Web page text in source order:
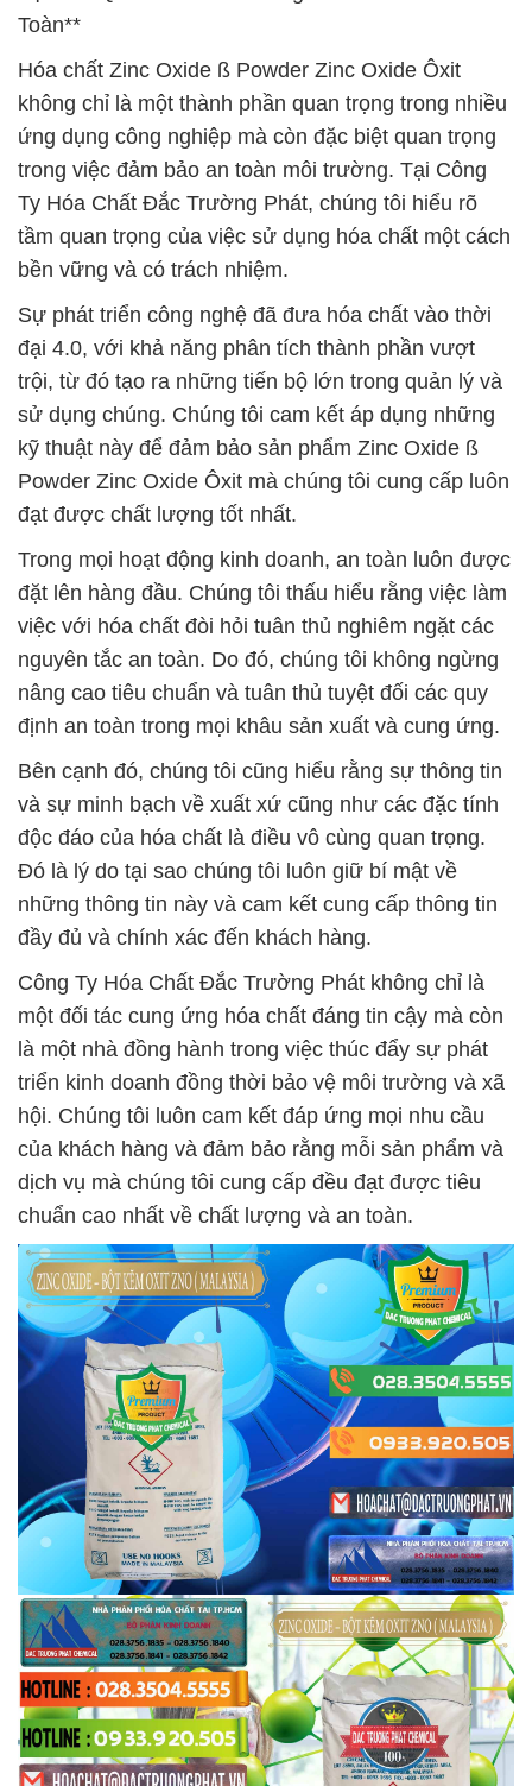
Toàn**
Hóa chất Zinc Oxide ß Powder Zinc Oxide Ôxit
không chỉ là một thành phần quan trọng trong nhiều
ứng dụng công nghiệp mà còn đặc biệt quan trọng
trong việc đảm bảo an toàn môi trường. Tại Công
Ty Hóa Chất Đắc Trường Phát, chúng tôi hiểu rõ
tầm quan trọng của việc sử dụng hóa chất một cách
bền vững và có trách nhiệm.
Sự phát triển công nghệ đã đưa hóa chất vào thời
đại 4.0, với khả năng phân tích thành phần vượt
trội, từ đó tạo ra những tiến bộ lớn trong quản lý và
sử dụng chúng. Chúng tôi cam kết áp dụng những
kỹ thuật này để đảm bảo sản phẩm Zinc Oxide ß
Powder Zinc Oxide Ôxit mà chúng tôi cung cấp luôn
đạt được chất lượng tốt nhất.
Trong mọi hoạt động kinh doanh, an toàn luôn được
đặt lên hàng đầu. Chúng tôi thấu hiểu rằng việc làm
việc với hóa chất đòi hỏi tuân thủ nghiêm ngặt các
nguyên tắc an toàn. Do đó, chúng tôi không ngừng
nâng cao tiêu chuẩn và tuân thủ tuyệt đối các quy
định an toàn trong mọi khâu sản xuất và cung ứng.
Bên cạnh đó, chúng tôi cũng hiểu rằng sự thông tin
và sự minh bạch về xuất xứ cũng như các đặc tính
độc đáo của hóa chất là điều vô cùng quan trọng.
Đó là lý do tại sao chúng tôi luôn giữ bí mật về
những thông tin này và cam kết cung cấp thông tin
đầy đủ và chính xác đến khách hàng.
Công Ty Hóa Chất Đắc Trường Phát không chỉ là
một đối tác cung ứng hóa chất đáng tin cậy mà còn
là một nhà đồng hành trong việc thúc đẩy sự phát
triển kinh doanh đồng thời bảo vệ môi trường và xã
hội. Chúng tôi luôn cam kết đáp ứng mọi nhu cầu
của khách hàng và đảm bảo rằng mỗi sản phẩm và
dịch vụ mà chúng tôi cung cấp đều đạt được tiêu
chuẩn cao nhất về chất lượng và an toàn.